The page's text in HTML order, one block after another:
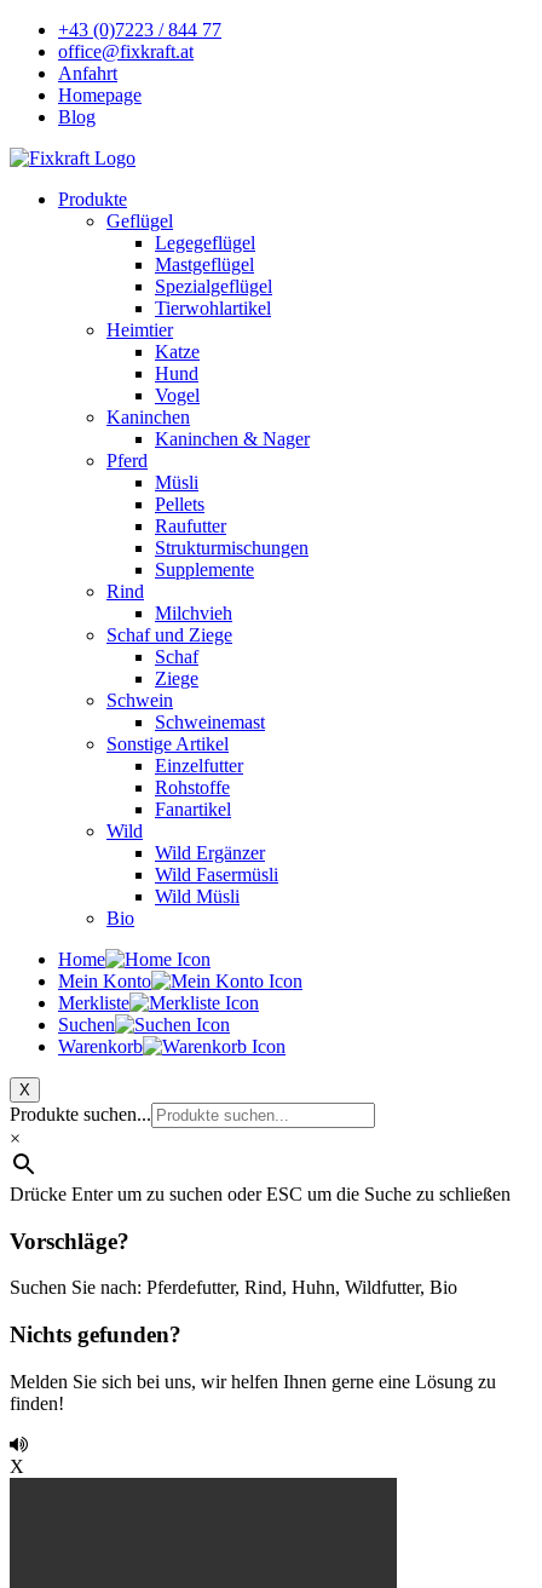
+43 (0)7223 / 844 77
office@fixkraft.at
Anfahrt
Homepage
Blog
Produkte
Geflügel
Legegeflügel
Mastgeflügel
Spezialgeflügel
Tierwohlartikel
Heimtier
Katze
Hund
Vogel
Kaninchen
Kaninchen & Nager
Pferd
Müsli
Pellets
Raufutter
Strukturmischungen
Supplemente
Rind
Milchvieh
Schaf und Ziege
Schaf
Ziege
Schwein
Schweinemast
Sonstige Artikel
Einzelfutter
Rohstoffe
Fanartikel
Wild
Wild Ergänzer
Wild Fasermüsli
Wild Müsli
Bio
Home
Mein Konto
Merkliste
Suchen
Warenkorb
X
Produkte suchen...
×
Drücke Enter um zu suchen oder ESC um die Suche zu schließen
Vorschläge?
Suchen Sie nach: Pferdefutter, Rind, Huhn, Wildfutter, Bio
Nichts gefunden?
Melden Sie sich bei uns, wir helfen Ihnen gerne eine Lösung zu
finden!
X